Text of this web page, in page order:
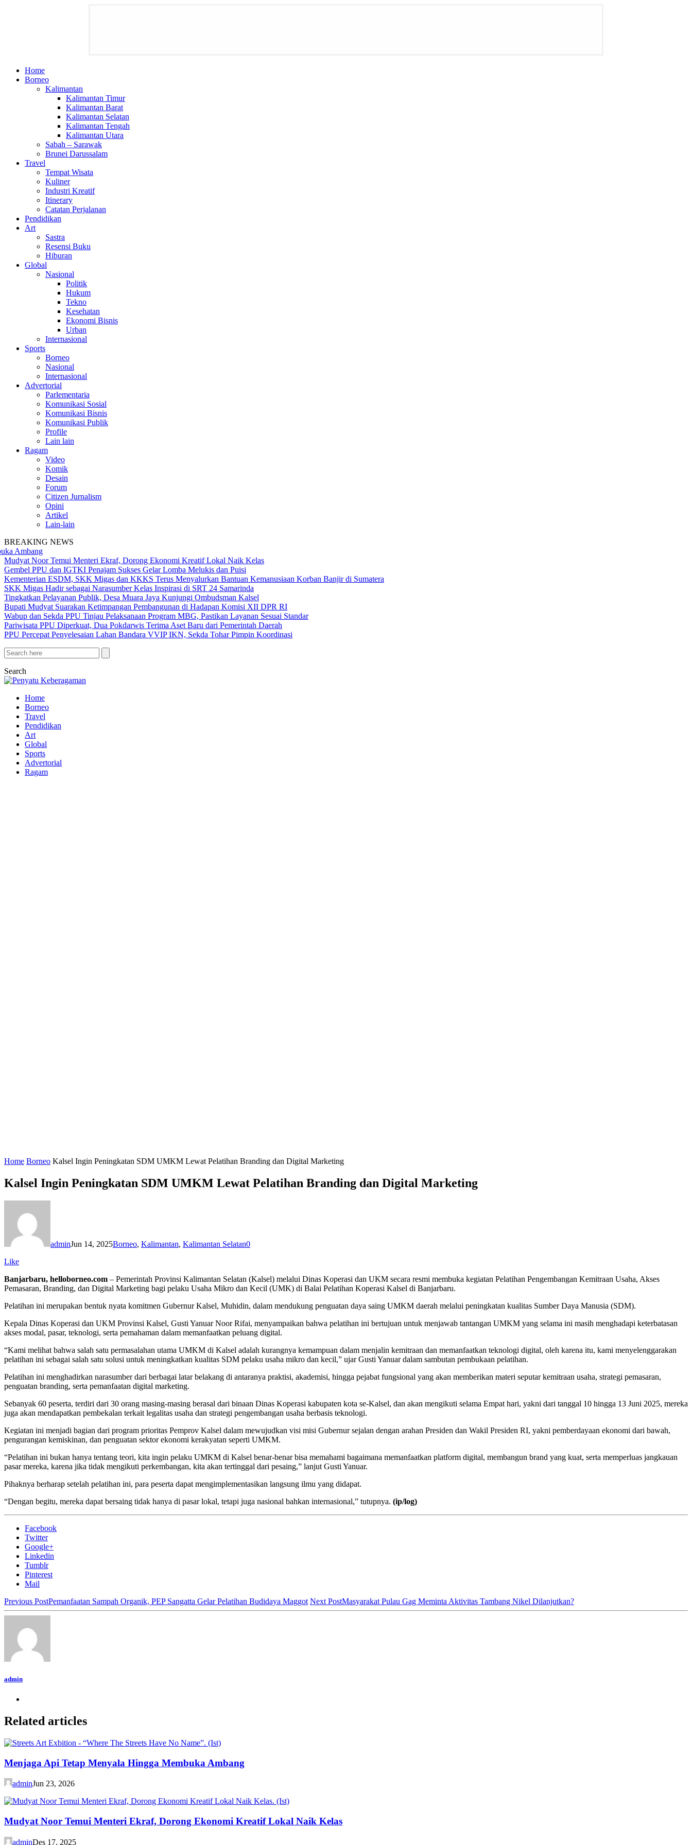
Home
Borneo
Kalimantan
Kalimantan Timur
Kalimantan Barat
Kalimantan Selatan
Kalimantan Tengah
Kalimantan Utara
Sabah – Sarawak
Brunei Darussalam
Travel
Tempat Wisata
Kuliner
Industri Kreatif
Itinerary
Catatan Perjalanan
Pendidikan
Art
Sastra
Resensi Buku
Hiburan
Global
Nasional
Politik
Hukum
Tekno
Kesehatan
Ekonomi Bisnis
Urban
Internasional
Sports
Borneo
Nasional
Internasional
Advertorial
Parlementaria
Komunikasi Sosial
Komunikasi Bisnis
Komunikasi Publik
Profile
Lain lain
Ragam
Video
Komik
Desain
Forum
Citizen Jurnalism
Opini
Artikel
Lain-lain
BREAKING NEWS
Mudyat Noor Temui Menteri Ekraf, Dorong Ekonomi Kreatif Lokal Naik Kelas
Gembel PPU dan IGTKI Penajam Sukses Gelar Lomba Melukis dan Puisi
Kementerian ESDM, SKK Migas dan KKKS Terus Menyalurkan Bantuan Kemanusiaan Korban Banjir di Sumatera
SKK Migas Hadir sebagai Narasumber Kelas Inspirasi di SRT 24 Samarinda
Tingkatkan Pelayanan Publik, Desa Muara Jaya Kunjungi Ombudsman Kalsel
Bupati Mudyat Suarakan Ketimpangan Pembangunan di Hadapan Komisi XII DPR RI
Wabup dan Sekda PPU Tinjau Pelaksanaan Program MBG, Pastikan Layanan Sesuai Standar
Pariwisata PPU Diperkuat, Dua Pokdarwis Terima Aset Baru dari Pemerintah Daerah
PPU Percepat Penyelesaian Lahan Bandara VVIP IKN, Sekda Tohar Pimpin Koordinasi
Search
Home
Borneo
Travel
Pendidikan
Art
Global
Sports
Advertorial
Ragam
Home Borneo Kalsel Ingin Peningkatan SDM UMKM Lewat Pelatihan Branding dan Digital Marketing
Kalsel Ingin Peningkatan SDM UMKM Lewat Pelatihan Branding dan Digital Marketing
adminJun 14, 2025Borneo, Kalimantan, Kalimantan Selatan0
Like
Banjarbaru, helloborneo.com – Pemerintah Provinsi Kalimantan Selatan (Kalsel) melalui Dinas Koperasi dan UKM secara resmi membuka kegiatan Pelatihan Pengembangan Kemitraan Usaha, Akses
Pemasaran, Branding, dan Digital Marketing bagi pelaku Usaha Mikro dan Kecil (UMK) di Balai Pelatihan Koperasi Kalsel di Banjarbaru.
Pelatihan ini merupakan bentuk nyata komitmen Gubernur Kalsel, Muhidin, dalam mendukung penguatan daya saing UMKM daerah melalui peningkatan kualitas Sumber Daya Manusia (SDM).
Kepala Dinas Koperasi dan UKM Provinsi Kalsel, Gusti Yanuar Noor Rifai, menyampaikan bahwa pelatihan ini bertujuan untuk menjawab tantangan UMKM yang selama ini masih menghadapi keterbatasan
akses modal, pasar, teknologi, serta pemahaman dalam memanfaatkan peluang digital.
“Kami melihat bahwa salah satu permasalahan utama UMKM di Kalsel adalah kurangnya kemampuan dalam menjalin kemitraan dan memanfaatkan teknologi digital, oleh karena itu, kami menyelenggarakan
pelatihan ini sebagai salah satu solusi untuk meningkatkan kualitas SDM pelaku usaha mikro dan kecil,” ujar Gusti Yanuar dalam sambutan pembukaan pelatihan.
Pelatihan ini menghadirkan narasumber dari berbagai latar belakang di antaranya praktisi, akademisi, hingga pejabat fungsional yang akan memberikan materi seputar kemitraan usaha, strategi pemasaran,
penguatan branding, serta pemanfaatan digital marketing.
Sebanyak 60 peserta, terdiri dari 30 orang masing-masing berasal dari binaan Dinas Koperasi kabupaten kota se-Kalsel, dan akan mengikuti selama Empat hari, yakni dari tanggal 10 hingga 13 Juni 2025, mereka
juga akan mendapatkan pembekalan terkait legalitas usaha dan strategi pengembangan usaha berbasis teknologi.
Kegiatan ini menjadi bagian dari program prioritas Pemprov Kalsel dalam mewujudkan visi misi Gubernur sejalan dengan arahan Presiden dan Wakil Presiden RI, yakni pemberdayaan ekonomi dari bawah,
pengurangan kemiskinan, dan penguatan sektor ekonomi kerakyatan seperti UMKM.
“Pelatihan ini bukan hanya tentang teori, kita ingin pelaku UMKM di Kalsel benar-benar bisa memahami bagaimana memanfaatkan platform digital, membangun brand yang kuat, serta memperluas jangkauan
pasar mereka, karena jika tidak mengikuti perkembangan, kita akan tertinggal dari pesaing,” lanjut Gusti Yanuar.
Pihaknya berharap setelah pelatihan ini, para peserta dapat mengimplementasikan langsung ilmu yang didapat.
“Dengan begitu, mereka dapat bersaing tidak hanya di pasar lokal, tetapi juga nasional bahkan internasional,” tutupnya. (ip/log)
Facebook
Twitter
Google+
Linkedin
Tumblr
Pinterest
Mail
Previous PostPemanfaatan Sampah Organik, PEP Sangatta Gelar Pelatihan Budidaya Maggot Next PostMasyarakat Pulau Gag Meminta Aktivitas Tambang Nikel Dilanjutkan?
admin
Related articles
Menjaga Api Tetap Menyala Hingga Membuka Ambang
adminJun 23, 2026
Mudyat Noor Temui Menteri Ekraf, Dorong Ekonomi Kreatif Lokal Naik Kelas
adminDes 17, 2025